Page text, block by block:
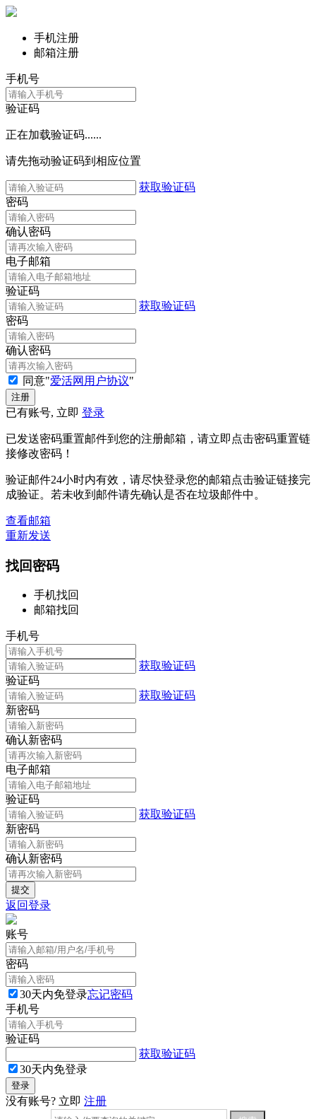
手机注册
邮箱注册
手机号
验证码
正在加载验证码......
请先拖动验证码到相应位置
获取验证码
密码
确认密码
电子邮箱
验证码
获取验证码
密码
确认密码
同意"爱活网用户协议"
已有账号, 立即 登录
已发送密码重置邮件到您的注册邮箱，请立即点击密码重置链
接修改密码！
验证邮件24小时内有效，请尽快登录您的邮箱点击验证链接完
成验证。若未收到邮件请先确认是否在垃圾邮件中。
查看邮箱
重新发送
找回密码
手机找回
邮箱找回
手机号
获取验证码
验证码
获取验证码
新密码
确认新密码
电子邮箱
验证码
获取验证码
新密码
确认新密码
返回登录
账号
密码
30天内免登录忘记密码
手机号
验证码
获取验证码
30天内免登录
没有账号? 立即 注册